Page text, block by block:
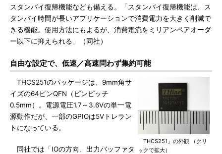
スタンバイ復帰機能なども備える。「スタンバイ復帰機能は、ス
タンバイ時間が長いアプリケーションで消費電力を大きく削減で
きる機能。使用方法にもよるが、消費電流をミリアンペアオーダ
ー以下に抑えられる」（同社）
自由な設定で、低速／高速問わず集約可能
「THCS251」の外観 （クリ
ックで拡大）
THCS251のパッケージは、9mm角サ
イズの64ピンQFN（ピンピッチ
0.5mm）。電源電圧1.7～3.6Vの単一電
源動作だが、一部のGPIOは5Vトレラン
トになっている。
同社では「IOの方向、出力バッファタ